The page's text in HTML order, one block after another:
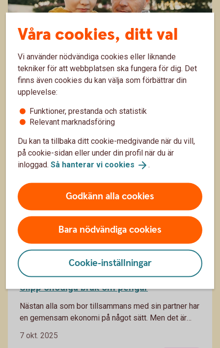
Prata pengar med barn
Barn som lär sig att hushålla med sina pengar och
spara regelbundet, känner mindre oro och stress
kring ekonomin. Att tidigt börja prata om pengar och
hur mycket olika saker kostar, hjälper nämligen ditt
barn att förstå pengars värde.
Barnfamilj
Slipp onödiga bråk om pengar
Nästan alla som bor tillsammans med sin partner har
en gemensam ekonomi på något sätt. Men det är
onödiga gräl.
7 okt. 2025
Våra cookies, ditt val
Vi använder nödvändiga cookies eller liknande
tekniker för att webbplatsen ska fungera för dig. Det
finns även cookies du kan välja som förbättrar din
upplevelse:
Funktioner, prestanda och statistik
Relevant marknadsföring
Du kan ta tillbaka ditt cookie-medgivande när du vill,
på cookie-sidan eller under din profil när du är
inloggad. Så hanterar vi cookies .
Godkänn alla cookies
Bara nödvändiga cookies
Cookie-inställningar